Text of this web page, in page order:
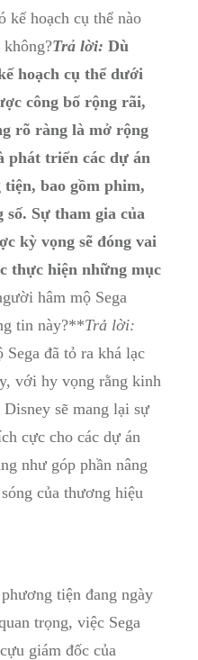
kế hoạch cụ thể nào
Trả lời: Dù
hoạch cụ thể dưới‌
công⁤ bố rộng rãi,⁢
rõ ràng ⁢là mở rộng
phát triển các dự án
bao​ gồm phim,
Sự tham gia của
kỳ ⁤vọng sẽ đóng vai
⁣thực hiện những mục
hâm mộ Sega
tin⁤ này?**Trả lời:
đã tỏ ra khá lạc
với hy vọng⁤ rằng kinh
sẽ mang lại sự
cực cho các dự án
như góp phần nâng​
của thương hiệu⁣
tiện đang ngày
trọng, việc⁣ Sega
giám đốc của